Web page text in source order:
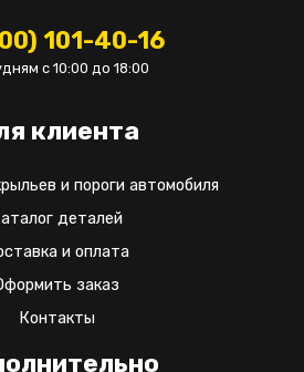
101-40-16
с 10:00 до 18:00
клиента
и пороги автомобиля
деталей
и оплата
заказ
Контакты